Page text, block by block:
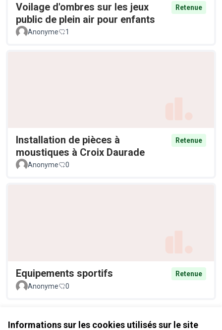
Informations sur les cookies utilisés sur le site
Voilage d'ombres sur les jeux
public de plein air pour enfants
Retenue
Anonyme 1
Installation de pièces à
moustiques à Croix Daurade
Retenue
Anonyme 0
Equipements sportifs
Retenue
Anonyme
0